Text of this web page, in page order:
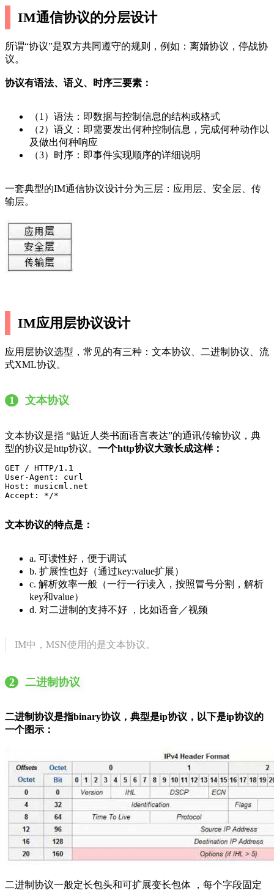
IM通信协议的分层设计
所谓“协议”是双方共同遵守的规则，例如：离婚协议，停战协
议。
协议有语法、语义、时序三要素：
（1）语法：即数据与控制信息的结构或格式
（2）语义：即需要发出何种控制信息，完成何种动作以
及做出何种响应
（3）时序：即事件实现顺序的详细说明
一套典型的IM通信协议设计分为三层：应用层、安全层、传
输层。
IM应用层协议设计
应用层协议选型，常见的有三种：文本协议、二进制协议、流
式XML协议。
1 文本协议
文本协议是指 “贴近人类书面语言表达”的通讯传输协议，典
型的协议是http协议。 一个http协议大致长成这样：
GET / HTTP/1.1
User-Agent: curl
Host: musicml.net
Accept: */*
文本协议的特点是：
a. 可读性好，便于调试
b. 扩展性也好（通过key:value扩展）
c. 解析效率一般（一行一行读入，按照冒号分割，解析
key和value）
d. 对二进制的支持不好 ，比如语音／视频
IM中，MSN使用的是文本协议。
2 二进制协议
二进制协议是指binary协议，典型是ip协议，以下是ip协议的
一个图示：
二进制协议一般定长包头和可扩展变长包体 ，每个字段固定